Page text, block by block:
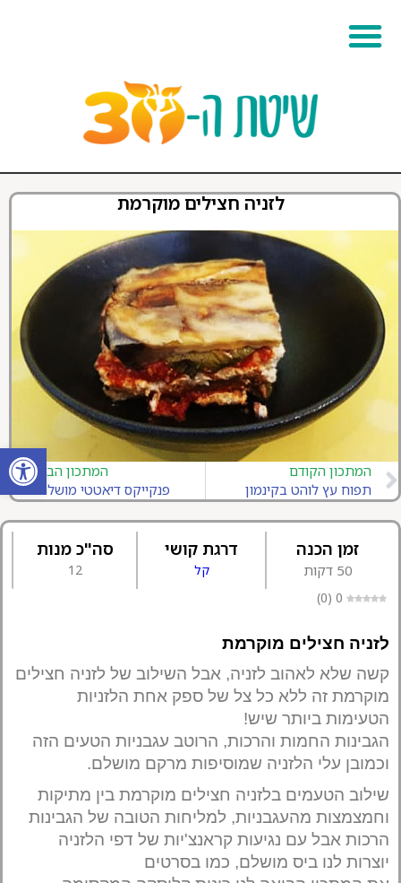
פתח
לזניה חצילים מוקרמת
המתכון הקודם
תפוח עץ לוהט בקינמון
המתכון הבא
פנקייקס דיאטטי מושלם
זמן הכנה
50 דקות
דרגת קושי
קל
סה"כ מנות
12
0
(
0
)
לזניה חצילים מוקרמת
קשה שלא לאהוב לזניה, אבל השילוב של לזניה חצילים
מוקרמת זה ללא כל צל של ספק אחת הלזניות
הטעימות ביותר שיש!
הגבינות החמות והרכות, הרוטב עגבניות הטעים הזה
וכמובן עלי הלזניה שמוסיפות מרקם מושלם.
שילוב הטעמים בלזניה חצילים מוקרמת בין מתיקות
וחמצמצות מהעגבניות, למליחות הטובה של הגבינות
הרכות אבל עם נגיעות קראנצ'יות של דפי הלזניה
יוצרות לנו ביס מושלם, כמו בסרטים